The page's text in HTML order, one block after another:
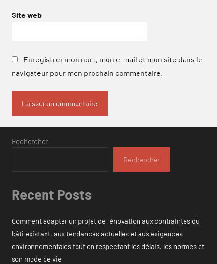
Site web
Enregistrer mon nom, mon e-mail et mon site dans le
navigateur pour mon prochain commentaire.
Rechercher
Rechercher
Recent Posts
Comment adapter un projet de rénovation aux contraintes du
bâti existant, aux tendances actuelles et aux exigences
environnementales tout en respectant les délais, les normes et
son mode de vie